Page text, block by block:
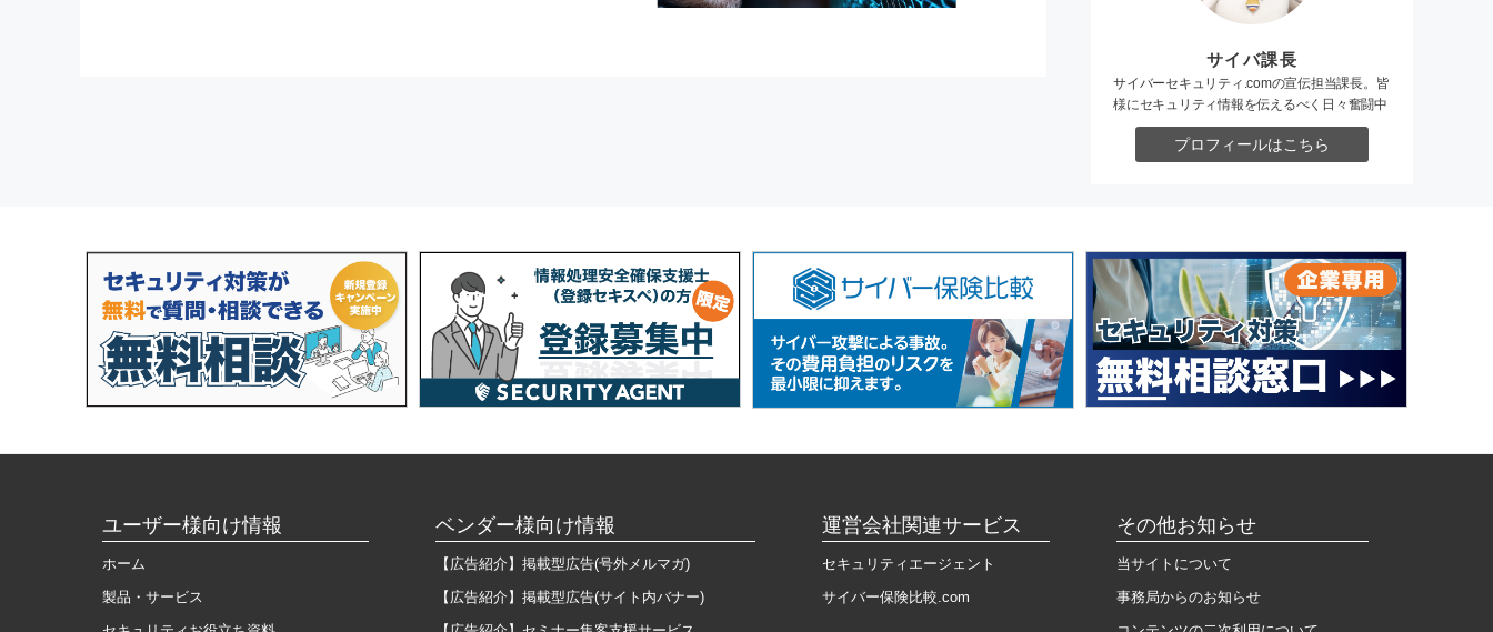
サイバ課長
サイバーセキュリティ.comの宣伝担当課長。皆
様にセキュリティ情報を伝えるべく日々奮闘中
プロフィールはこちら
ユーザー様向け情報
ホーム
製品・サービス
ベンダー様向け情報
【広告紹介】掲載型広告(号外メルマガ)
【広告紹介】掲載型広告(サイト内バナー)
運営会社関連サービス
セキュリティエージェント
サイバー保険比較.com
その他お知らせ
当サイトについて
事務局からのお知らせ